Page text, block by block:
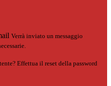
Verrà inviato un messaggio
Effettua il reset della password